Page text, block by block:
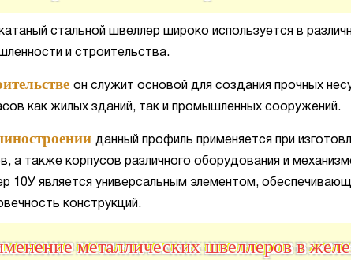
стальной швеллер широко используется в
и строительства.
он служит основой для создания прочных
как жилых зданий, так и промышленных сооружений.
данный профиль применяется при
а также корпусов различного оборудования и
10У является универсальным элементом,
конструкций.
металлических швеллеров в